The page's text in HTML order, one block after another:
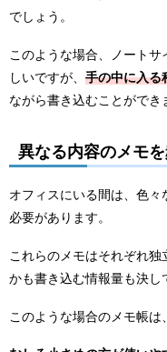
でしょう。
このような場合、ノート
しいですが、 手の中に入る
ながら書き込むことができ
異なる内容のメモ
オフィスにいる間は、色
必要があります。
これらのメモはそれぞれ
かも書き込む情報量も決し
このような場合のメモ帳は